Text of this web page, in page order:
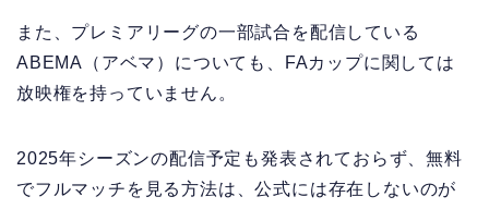
また、プレミアリーグの一部試合を配信している
ABEMA（アベマ）についても、FAカップに関しては
放映権を持っていません。
2025年シーズンの配信予定も発表されておらず、無料
でフルマッチを見る方法は、公式には存在しないのが